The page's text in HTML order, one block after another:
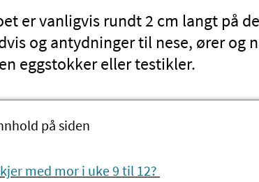
er vanligvis rundt 2 cm langt på
og antydninger til nese, ører og
eggstokker eller testikler.
på siden
med mor i uke 9 til 12?